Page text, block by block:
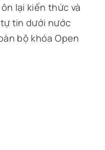
lại kiến thức và
tin dưới nước
bộ khóa Open